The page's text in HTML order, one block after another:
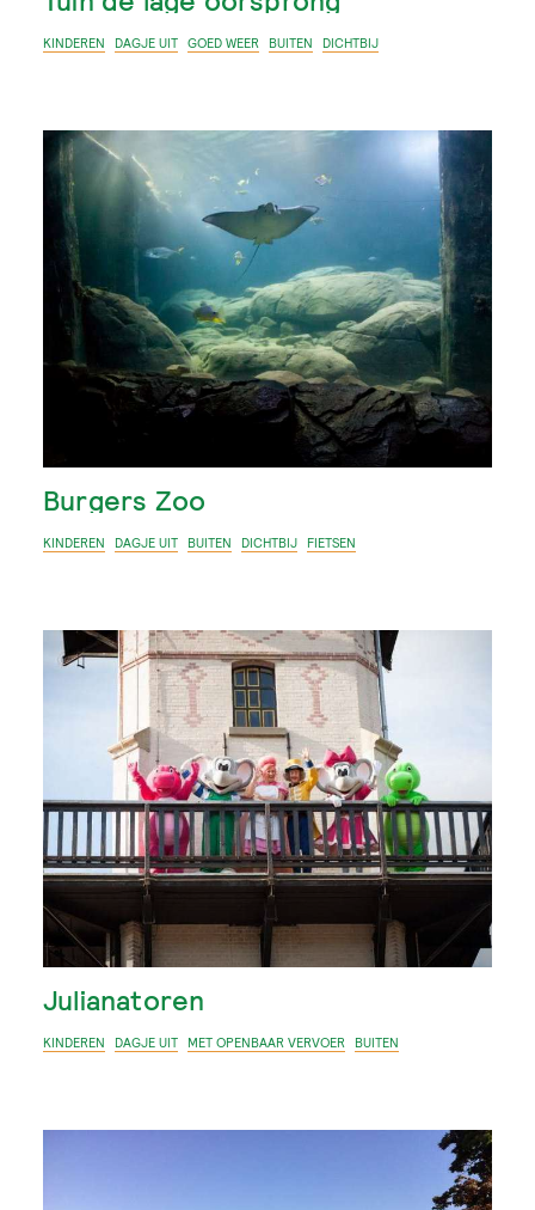
KINDEREN DAGJE UIT GOED WEER BUITEN DICHTBIJ
Burgers Zoo
KINDEREN DAGJE UIT BUITEN DICHTBIJ FIETSEN
Julianatoren
KINDEREN DAGJE UIT MET OPENBAAR VERVOER BUITEN